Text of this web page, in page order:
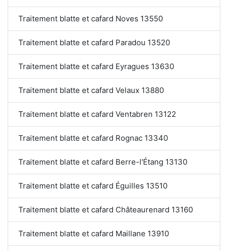
Traitement blatte et cafard Noves 13550
Traitement blatte et cafard Paradou 13520
Traitement blatte et cafard Eyragues 13630
Traitement blatte et cafard Velaux 13880
Traitement blatte et cafard Ventabren 13122
Traitement blatte et cafard Rognac 13340
Traitement blatte et cafard Berre-l'Étang 13130
Traitement blatte et cafard Éguilles 13510
Traitement blatte et cafard Châteaurenard 13160
Traitement blatte et cafard Maillane 13910